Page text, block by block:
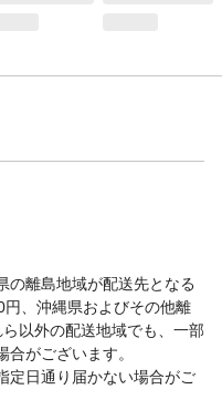
（ジッパー留め具）×1個
の離島地域が配送先となる
、沖縄県およびその他離
以外の配送地域でも、一部
がございます。
定日通り届かない場合がご